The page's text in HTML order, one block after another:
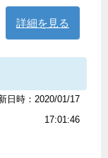
詳細を見る
日時：2020/01/17
17:01:46